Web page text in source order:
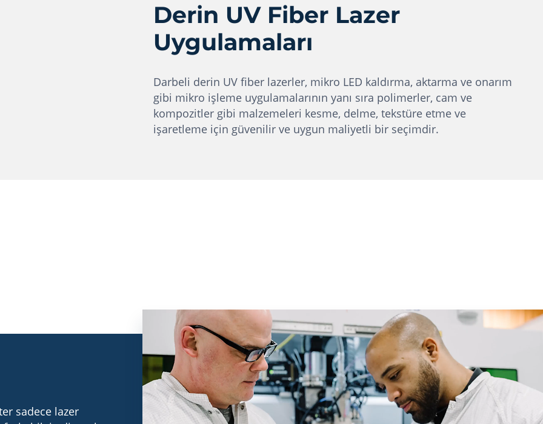
Derin UV Fiber Lazer
Uygulamaları
Darbeli derin UV fiber lazerler, mikro LED kaldırma, aktarma ve onarım
gibi mikro işleme uygulamalarının yanı sıra polimerler, cam ve
kompozitler gibi malzemeleri kesme, delme, tekstüre etme ve
işaretleme için güvenilir ve uygun maliyetli bir seçimdir.
sadece lazer